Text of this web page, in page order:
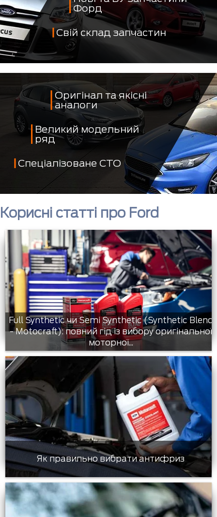
Форд
Свій склад запчастин
Оригінал та якісні
аналоги
Великий модельний
ряд
Спеціалізоване СТО
Корисні статті про Ford
Full Synthetic чи Semi Synthetic (Synthetic Blend
- Motocraft): повний гід із вибору оригінальної
моторної...
Як правильно вибрати антифриз